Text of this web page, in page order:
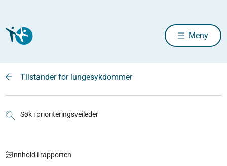
Meny
Tilstander for lungesykdommer
Søk i prioriteringsveileder
Innhold i rapporten